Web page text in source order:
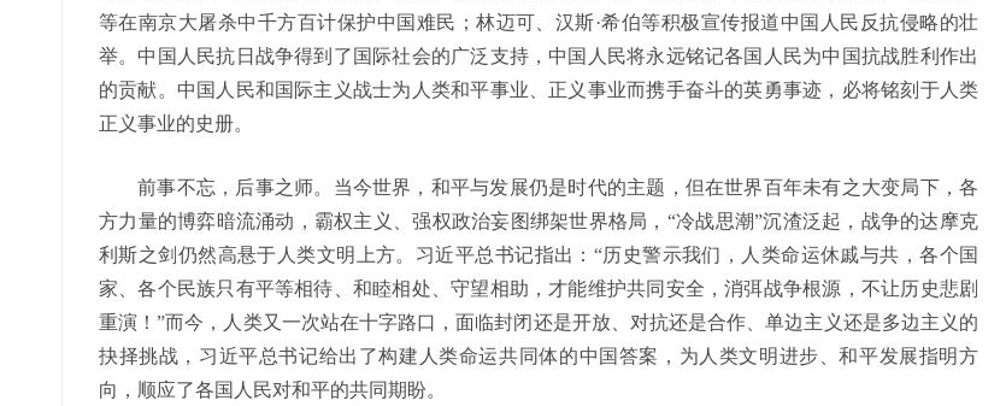
等在南京大屠杀中千方百计保护中国难民；林迈可、汉斯·希伯等积极宣传报道中国人民反抗侵略的壮
举。中国人民抗日战争得到了国际社会的广泛支持，中国人民将永远铭记各国人民为中国抗战胜利作出
的贡献。中国人民和国际主义战士为人类和平事业、正义事业而携手奋斗的英勇事迹，必将铭刻于人类
正义事业的史册。
前事不忘，后事之师。当今世界，和平与发展仍是时代的主题，但在世界百年未有之大变局下，各
方力量的博弈暗流涌动，霸权主义、强权政治妄图绑架世界格局，“冷战思潮”沉渣泛起，战争的达摩克
利斯之剑仍然高悬于人类文明上方。习近平总书记指出：“历史警示我们，人类命运休戚与共，各个国
家、各个民族只有平等相待、和睦相处、守望相助，才能维护共同安全，消弭战争根源，不让历史悲剧
重演！”而今，人类又一次站在十字路口，面临封闭还是开放、对抗还是合作、单边主义还是多边主义的
抉择挑战，习近平总书记给出了构建人类命运共同体的中国答案，为人类文明进步、和平发展指明方
向，顺应了各国人民对和平的共同期盼。